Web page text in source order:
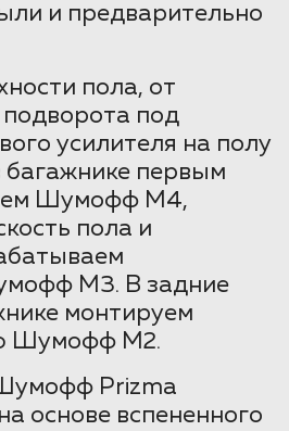
и предварительно
пола, от
под
усилителя на полу
багажнике первым
Шумофф М4,
пола и
М3. В задние
монтируем
Шумофф М2.
Prizma
основе вспененного